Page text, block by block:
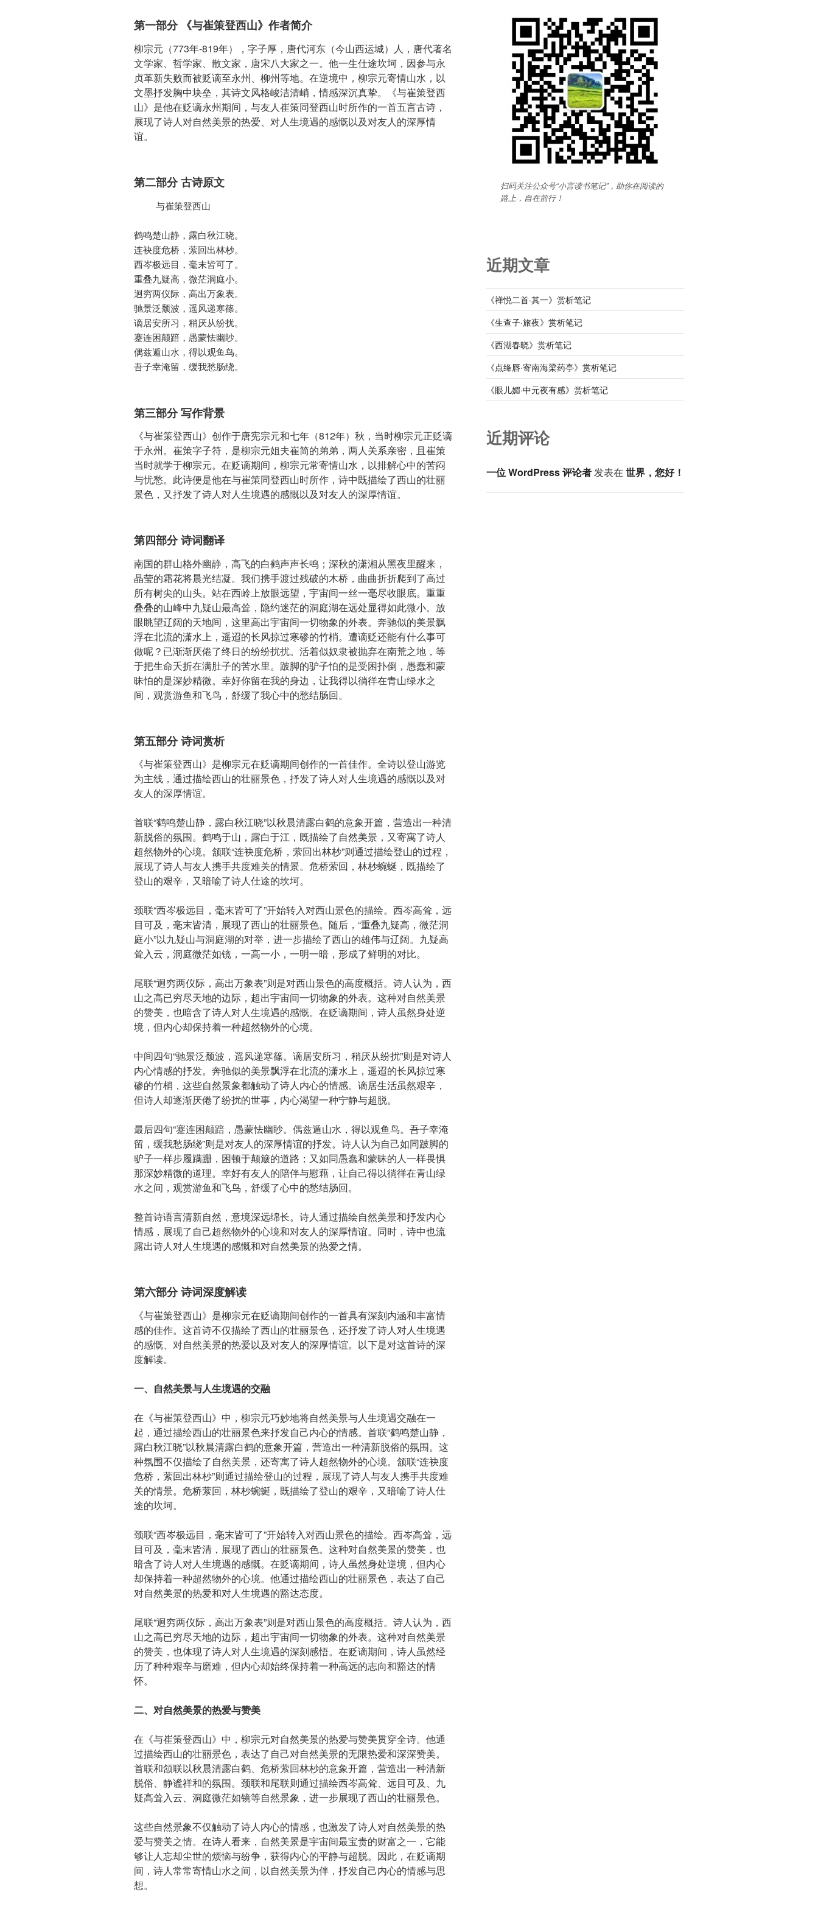
第一部分 《与崔策登西山》作者简介
柳宗元（773年-819年），字子厚，唐代河东（今山西运城）人，唐代著名
文学家、哲学家、散文家，唐宋八大家之一。他一生仕途坎坷，因参与永
贞革新失败而被贬谪至永州、柳州等地。在逆境中，柳宗元寄情山水，以
文墨抒发胸中块垒，其诗文风格峻洁清峭，情感深沉真挚。《与崔策登西
山》是他在贬谪永州期间，与友人崔策同登西山时所作的一首五言古诗，
展现了诗人对自然美景的热爱、对人生境遇的感慨以及对友人的深厚情
谊。
第二部分 古诗原文
鹤鸣楚山静，露白秋江晓。
连袂度危桥，萦回出林杪。
西岑极远目，毫末皆可了。
重叠九疑高，微茫洞庭小。
迥穷两仪际，高出万象表。
驰景泛颓波，遥风递寒篠。
谪居安所习，稍厌从纷扰。
蹇连困颠踣，愚蒙怯幽眇。
偶兹遁山水，得以观鱼鸟。
吾子幸淹留，缓我愁肠绕。
第三部分 写作背景
《与崔策登西山》创作于唐宪宗元和七年（812年）秋，当时柳宗元正贬谪
于永州。崔策字子符，是柳宗元姐夫崔简的弟弟，两人关系亲密，且崔策
当时就学于柳宗元。在贬谪期间，柳宗元常寄情山水，以排解心中的苦闷
与忧愁。此诗便是他在与崔策同登西山时所作，诗中既描绘了西山的壮丽
景色，又抒发了诗人对人生境遇的感慨以及对友人的深厚情谊。
第四部分 诗词翻译
南国的群山格外幽静，高飞的白鹤声声长鸣；深秋的潇湘从黑夜里醒来，
晶莹的霜花将晨光结凝。我们携手渡过残破的木桥，曲曲折折爬到了高过
所有树尖的山头。站在西岭上放眼远望，宇宙间一丝一毫尽收眼底。重重
叠叠的山峰中九疑山最高耸，隐约迷茫的洞庭湖在远处显得如此微小。放
眼眺望辽阔的天地间，这里高出宇宙间一切物象的外表。奔驰似的美景飘
浮在北流的潇水上，遥迢的长风掠过寒碜的竹梢。遭谪贬还能有什么事可
做呢？已渐渐厌倦了终日的纷纷扰扰。活着似奴隶被抛弃在南荒之地，等
于把生命夭折在满肚子的苦水里。跛脚的驴子怕的是受困扑倒，愚蠢和蒙
昧怕的是深妙精微。幸好你留在我的身边，让我得以徜徉在青山绿水之
间，观赏游鱼和飞鸟，舒缓了我心中的愁结肠回。
第五部分 诗词赏析
《与崔策登西山》是柳宗元在贬谪期间创作的一首佳作。全诗以登山游览
为主线，通过描绘西山的壮丽景色，抒发了诗人对人生境遇的感慨以及对
友人的深厚情谊。
首联“鹤鸣楚山静，露白秋江晓”以秋晨清露白鹤的意象开篇，营造出一种清
新脱俗的氛围。鹤鸣于山，露白于江，既描绘了自然美景，又寄寓了诗人
超然物外的心境。颔联“连袂度危桥，萦回出林杪”则通过描绘登山的过程，
展现了诗人与友人携手共度难关的情景。危桥萦回，林杪蜿蜒，既描绘了
登山的艰辛，又暗喻了诗人仕途的坎坷。
颈联“西岑极远目，毫末皆可了”开始转入对西山景色的描绘。西岑高耸，远
目可及，毫末皆清，展现了西山的壮丽景色。随后，“重叠九疑高，微茫洞
庭小”以九疑山与洞庭湖的对举，进一步描绘了西山的雄伟与辽阔。九疑高
耸入云，洞庭微茫如镜，一高一小，一明一暗，形成了鲜明的对比。
尾联“迥穷两仪际，高出万象表”则是对西山景色的高度概括。诗人认为，西
山之高已穷尽天地的边际，超出宇宙间一切物象的外表。这种对自然美景
的赞美，也暗含了诗人对人生境遇的感慨。在贬谪期间，诗人虽然身处逆
境，但内心却保持着一种超然物外的心境。
中间四句“驰景泛颓波，遥风递寒篠。谪居安所习，稍厌从纷扰”则是对诗人
内心情感的抒发。奔驰似的美景飘浮在北流的潇水上，遥迢的长风掠过寒
碜的竹梢，这些自然景象都触动了诗人内心的情感。谪居生活虽然艰辛，
但诗人却逐渐厌倦了纷扰的世事，内心渴望一种宁静与超脱。
最后四句“蹇连困颠踣，愚蒙怯幽眇。偶兹遁山水，得以观鱼鸟。吾子幸淹
留，缓我愁肠绕”则是对友人的深厚情谊的抒发。诗人认为自己如同跛脚的
驴子一样步履蹒跚，困顿于颠簸的道路；又如同愚蠢和蒙昧的人一样畏惧
那深妙精微的道理。幸好有友人的陪伴与慰藉，让自己得以徜徉在青山绿
水之间，观赏游鱼和飞鸟，舒缓了心中的愁结肠回。
整首诗语言清新自然，意境深远绵长。诗人通过描绘自然美景和抒发内心
情感，展现了自己超然物外的心境和对友人的深厚情谊。同时，诗中也流
露出诗人对人生境遇的感慨和对自然美景的热爱之情。
第六部分 诗词深度解读
《与崔策登西山》是柳宗元在贬谪期间创作的一首具有深刻内涵和丰富情
感的佳作。这首诗不仅描绘了西山的壮丽景色，还抒发了诗人对人生境遇
的感慨、对自然美景的热爱以及对友人的深厚情谊。以下是对这首诗的深
度解读。
一、自然美景与人生境遇的交融
在《与崔策登西山》中，柳宗元巧妙地将自然美景与人生境遇交融在一
起，通过描绘西山的壮丽景色来抒发自己内心的情感。首联“鹤鸣楚山静，
露白秋江晓”以秋晨清露白鹤的意象开篇，营造出一种清新脱俗的氛围。这
种氛围不仅描绘了自然美景，还寄寓了诗人超然物外的心境。颔联“连袂度
危桥，萦回出林杪”则通过描绘登山的过程，展现了诗人与友人携手共度难
关的情景。危桥萦回，林杪蜿蜒，既描绘了登山的艰辛，又暗喻了诗人仕
途的坎坷。
颈联“西岑极远目，毫末皆可了”开始转入对西山景色的描绘。西岑高耸，远
目可及，毫末皆清，展现了西山的壮丽景色。这种对自然美景的赞美，也
暗含了诗人对人生境遇的感慨。在贬谪期间，诗人虽然身处逆境，但内心
却保持着一种超然物外的心境。他通过描绘西山的壮丽景色，表达了自己
对自然美景的热爱和对人生境遇的豁达态度。
尾联“迥穷两仪际，高出万象表”则是对西山景色的高度概括。诗人认为，西
山之高已穷尽天地的边际，超出宇宙间一切物象的外表。这种对自然美景
的赞美，也体现了诗人对人生境遇的深刻感悟。在贬谪期间，诗人虽然经
历了种种艰辛与磨难，但内心却始终保持着一种高远的志向和豁达的情
怀。
二、对自然美景的热爱与赞美
在《与崔策登西山》中，柳宗元对自然美景的热爱与赞美贯穿全诗。他通
过描绘西山的壮丽景色，表达了自己对自然美景的无限热爱和深深赞美。
首联和颔联以秋晨清露白鹤、危桥萦回林杪的意象开篇，营造出一种清新
脱俗、静谧祥和的氛围。颈联和尾联则通过描绘西岑高耸、远目可及、九
疑高耸入云、洞庭微茫如镜等自然景象，进一步展现了西山的壮丽景色。
这些自然景象不仅触动了诗人内心的情感，也激发了诗人对自然美景的热
爱与赞美之情。在诗人看来，自然美景是宇宙间最宝贵的财富之一，它能
够让人忘却尘世的烦恼与纷争，获得内心的平静与超脱。因此，在贬谪期
间，诗人常常寄情山水之间，以自然美景为伴，抒发自己内心的情感与思
想。
扫码关注公众号“小言读书笔记”，助你在阅读的
路上，自在前行！
近期文章
《禅悦二首·其一》赏析笔记
《生查子·旅夜》赏析笔记
《西湖春晓》赏析笔记
《点绛唇·寄南海梁药亭》赏析笔记
《眼儿媚·中元夜有感》赏析笔记
近期评论
一位 WordPress 评论者发表在 世界，您好！